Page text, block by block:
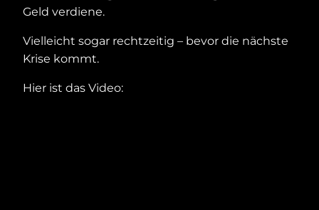
Geld verdiene.
Vielleicht sogar rechtzeitig – bevor die nächste
Krise kommt.
Hier ist das Video: